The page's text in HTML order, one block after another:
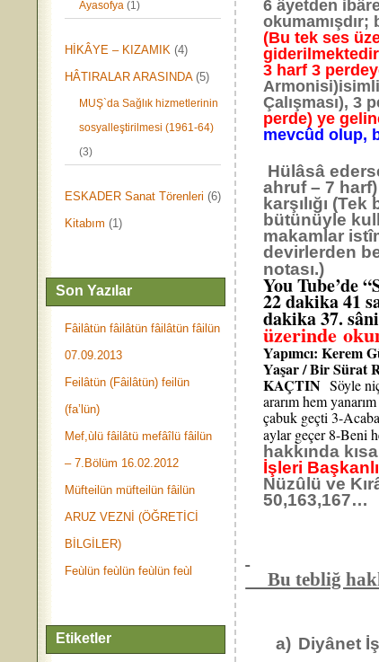
Ayasofya (1)
HİKÂYE – KIZAMIK (4)
HÂTIRALAR ARASINDA(5)
MUŞ`da Sağlık hizmetlerinin
sosyalleştirilmesi (1961-64)
(3)
ESKADER Sanat Törenleri (6)
Kitabım (1)
Son Yazılar
Fâilâtün fâilâtün fâilâtün fâilün
07.09.2013
Feilâtün (Fâilâtün) feilün
(fa’lün)
Mef,ùlü fâilâtü mefâîlü fâilün
– 7.Bölüm 16.02.2012
Müfteilün müfteilün fâilün
ARUZ VEZNİ (ÖĞRETİCİ
BİLGİLER)
Feùlün feùlün feùlün feùl
Etiketler
6 âyetden
(Bu tek ses
3 harf 3
Çalışması), 3
perde) ye
mevcûd olup,
Hülâsâ
ahruf – 7 harf)
karşılığı
bütünüyle
makamlar
devirlerden
You Tube’de
22 dakika 41
dakika 37.
üzerinde
Yapımcı: Kerem
Yaşar / Bir Sürat
KAÇTINSöyle
ararım hem
çabuk geçti 3-
aylar geçer 8-
hakkında
İşleri
Nüzûlü ve
50,163,167…
Bu tebliğ
a) Diyânet